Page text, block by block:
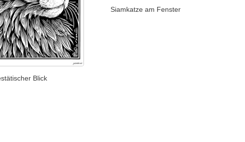
Blick
Siamkatze am Fenster